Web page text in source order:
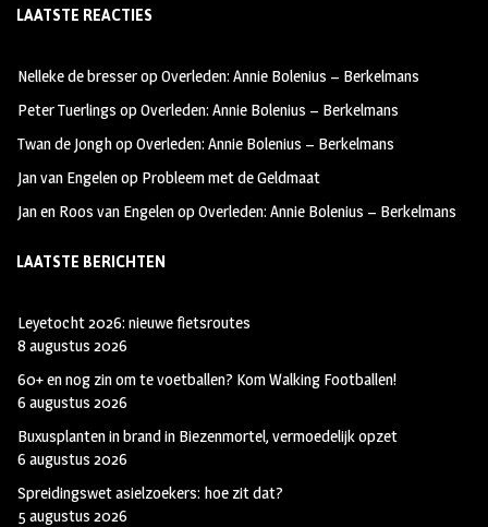
b
oo
k
ag
m
tt
LAATSTE REACTIES
Nelleke de bresseropOverleden: Annie Bolenius – Berkelmans
Peter Tuerlings opOverleden: Annie Bolenius – Berkelmans
Twan de JonghopOverleden: Annie Bolenius – Berkelmans
Jan van Engelenop Probleem met de Geldmaat
Jan en Roos van EngelenopOverleden: Annie Bolenius – Berkelmans
LAATSTE BERICHTEN
Leyetocht 2026: nieuwe fietsroutes
8 augustus 2026
60+ en nog zin om te voetballen? Kom Walking Footballen!
6 augustus 2026
Buxusplanten in brand in Biezenmortel, vermoedelijk opzet
6 augustus 2026
Spreidingswet asielzoekers: hoe zit dat?
5 augustus 2026